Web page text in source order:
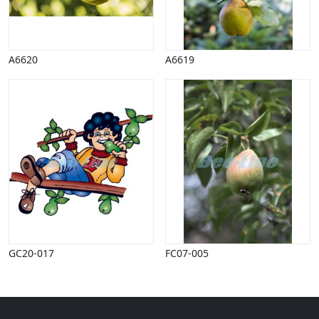
Halloween
Huse, bygninger
Kærlighed, bryllup
Kommunikation, nyhedsformidling
Køretøjer
Landbrug
Lov, orden
Lyd, billede
Mad, drikke
Natur
A6620 A6619
GC20-017 FC07-005